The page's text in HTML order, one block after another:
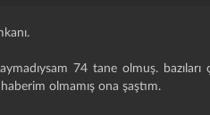
74 tane olmuş.
haberim olmamış ona şaştım.